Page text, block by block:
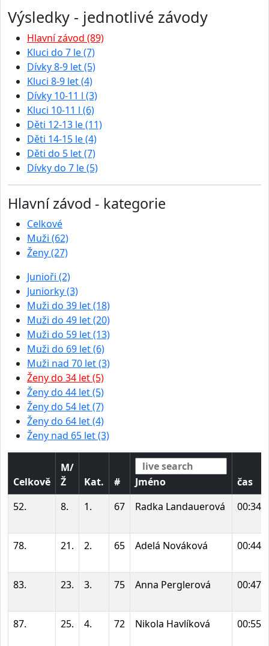
Výsledky - jednotlivé závody
Hlavní závod (89)
Kluci do 7 le (7)
Dívky 8-9 let (5)
Kluci 8-9 let (4)
Dívky 10-11 l (3)
Kluci 10-11 l (6)
Děti 12-13 le (11)
Děti 14-15 le (4)
Děti do 5 let (7)
Dívky do 7 le (5)
Hlavní závod - kategorie
Celkové
Muži (62)
Ženy (27)
Junioři (2)
Juniorky (3)
Muži do 39 let (18)
Muži do 49 let (20)
Muži do 59 let (13)
Muži do 69 let (6)
Muži nad 70 let (3)
Ženy do 34 let (5)
Ženy do 44 let (5)
Ženy do 54 let (7)
Ženy do 64 let (4)
Ženy nad 65 let (3)
Celkově
M/
Ž
Kat. # Jméno
čas
52.
8. 1. 67 Radka Landauerová
78. 21. 2. 65 Adelá Nováková
83. 23. 3. 75 Anna Perglerová
87. 25. 4. 72 Nikola Havlíková